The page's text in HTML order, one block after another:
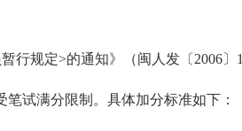
行规定>的通知》（闽人发〔2006〕
试满分限制。具体加分标准如下：